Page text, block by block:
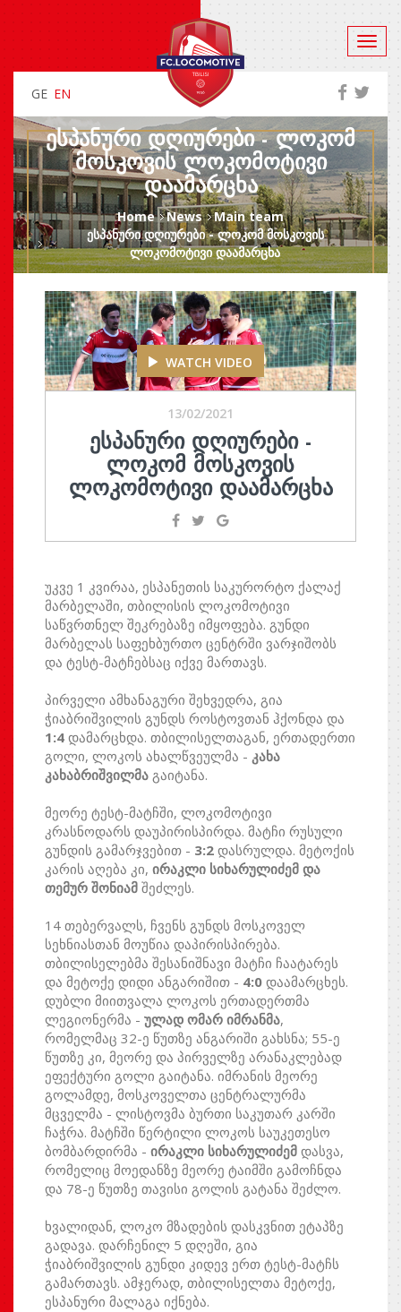
GE EN
ᲔᲡᲞᲐᲜᲣᲠᲘ ᲓᲦᲘᲣᲠᲔᲑᲘ - ᲚᲝᲙᲝᲛ
ᲛᲝᲡᲙᲝᲕᲘᲡ ᲚᲝᲙᲝᲛᲝᲢᲘᲕᲘ
ᲓᲐᲐᲛᲐᲠᲪᲮᲐ
Home News
Main team
ესპანური დღიურები - ლოკომ მოსკოვის
ლოკომოტივი დაამარცხა
WATCH VIDEO
13/02/2021
ᲔᲡᲞᲐᲜᲣᲠᲘ ᲓᲦᲘᲣᲠᲔᲑᲘ -
ᲚᲝᲙᲝᲛ ᲛᲝᲡᲙᲝᲕᲘᲡ
ᲚᲝᲙᲝᲛᲝᲢᲘᲕᲘ ᲓᲐᲐᲛᲐᲠᲪᲮᲐ
უკვე 1 კვირაა, ესპანეთის საკურორტო ქალაქ
მარბელაში, თბილისის ლოკომოტივი
საწვრთნელ შეკრებაზე იმყოფება. გუნდი
მარბელას საფეხბურთო ცენტრში ვარჯიშობს
და ტესტ-მატჩებსაც იქვე მართავს.
პირველი ამხანაგური შეხვედრა, გია
ჭიაბრიშვილის გუნდს როსტოვთან ჰქონდა და
1:4 დამარცხდა. თბილისელთაგან, ერთადერთი
გოლი, ლოკოს ახალწვეულმა - კახა
კახაბრიშვილმა გაიტანა.
მეორე ტესტ-მატჩში, ლოკომოტივი
კრასნოდარს დაუპირისპირდა. მატჩი რუსული
გუნდის გამარჯვებით - 3:2 დასრულდა. მეტოქის
კარის აღება კი, ირაკლი სიხარულიძემ და
თემურ შონიამ შეძლეს.
14 თებერვალს, ჩვენს გუნდს მოსკოველ
სეხნიასთან მოუწია დაპირისპირება.
თბილისელებმა შესანიშნავი მატჩი ჩაატარეს
და მეტოქე დიდი ანგარიშით - 4:0 დაამარცხეს.
დუბლი მიითვალა ლოკოს ერთადერთმა
ლეგიონერმა - ულად ომარ იმრანმა,
რომელმაც 32-ე წუთზე ანგარიში გახსნა; 55-ე
წუთზე კი, მეორე და პირველზე არანაკლებად
ეფექტური გოლი გაიტანა. იმრანის მეორე
გოლამდე, მოსკოველთა ცენტრალურმა
მცველმა - ლისტოვმა ბურთი საკუთარ კარში
ჩაჭრა. მატჩში წერტილი ლოკოს საუკეთესო
ბომბარდირმა - ირაკლი სიხარულიძემ დასვა,
რომელიც მოედანზე მეორე ტაიმში გამოჩნდა
და 78-ე წუთზე თავისი გოლის გატანა შეძლო.
ხვალიდან, ლოკო მზადების დასკვნით ეტაპზე
გადავა. დარჩენილ 5 დღეში, გია
ჭიაბრიშვილის გუნდი კიდევ ერთ ტესტ-მატჩს
გამართავს. ამჯერად, თბილისელთა მეტოქე,
ესპანური მალაგა იქნება.